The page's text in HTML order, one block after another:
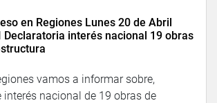
en Regiones Lunes 20 de Abril
Declaratoria interés nacional 19 obras
vamos a informar sobre,
interés nacional de 19 obras de